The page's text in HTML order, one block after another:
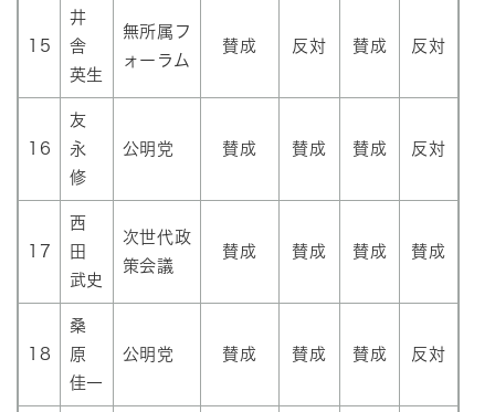
15
井
舎
英生
無所属フ
ォーラム
賛成 反対 賛成 反対
16
友
永
修
公明党 賛成 賛成 賛成 反対
17
西
田
武史
次世代政
策会議
賛成 賛成 賛成 賛成
18
桑
原
佳一
公明党 賛成 賛成 賛成 反対